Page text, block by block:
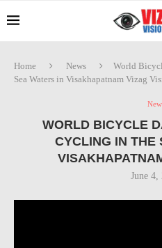
Home News
World
Sea Waters in Visakhapatnam Vizag
WORLD BICYCLE
CYCLING IN THE
June 4,